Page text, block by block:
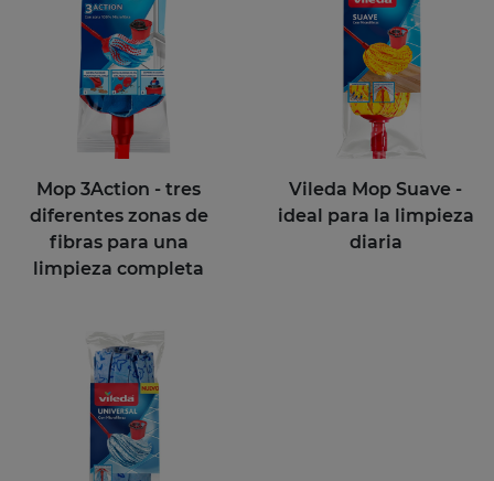
Mop 3Action - tres
diferentes zonas de
fibras para una
limpieza completa
Vileda Mop Suave -
ideal para la limpieza
diaria